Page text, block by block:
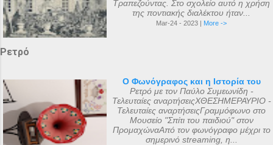
Τραπεζούντας. Στο σχολείο αυτό η χρήση
της ποντιακής διαλέκτου ήταν...
Mar-24 - 2023 | More ->
Ρετρό
Ο Φωνόγραφος και η Ιστορία του
Ρετρό με τον Παύλο Συμεωνίδη -
Τελευταίες αναρτήσειςΧΘΕΣΗΜΕΡΑΥΡΙΟ -
Τελευταίες αναρτήσειςΓραμμόφωνο στο
Μουσείο "Σπίτι του παιδιού" στον
ΠρομαχώναΑπό τον φωνόγραφο μέχρι το
σημερινό streaming, η...